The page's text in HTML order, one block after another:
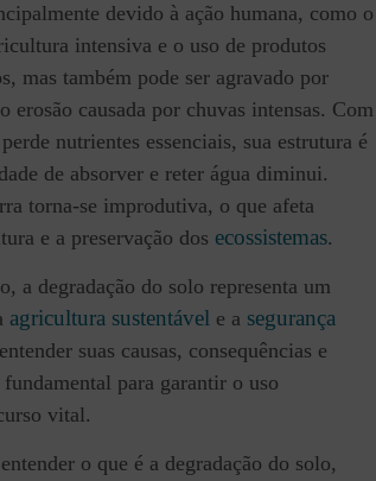
devido à ação humana, como o
intensiva e o uso de produtos
mas também pode ser agravado por
erosão causada por chuvas intensas. Com
nutrientes essenciais, sua estrutura é
de absorver e reter água diminui.
torna-se improdutiva, o que afeta
e a preservação dos ecossistemas.
a degradação do solo representa um
agricultura sustentável e a segurança
suas causas, consequências e
para garantir o uso
vital.
o que é a degradação do solo,